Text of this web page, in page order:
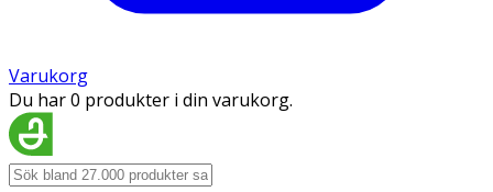
Varukorg
Du har 0 produkter i din varukorg.